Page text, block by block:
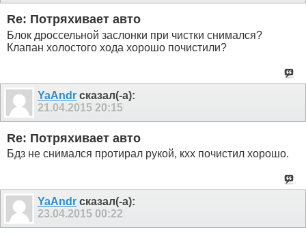
Re: Потряхивает авто
Блок дроссельной заслонки при чистки снимался?
Клапан холостого хода хорошо почистили?
YaAndr сказал(-а):
21.04.2015 20:15
Re: Потряхивает авто
Бдз не снимался протирал рукой, кхх почистил хорошо.
YaAndr сказал(-а):
23.04.2015 00:22